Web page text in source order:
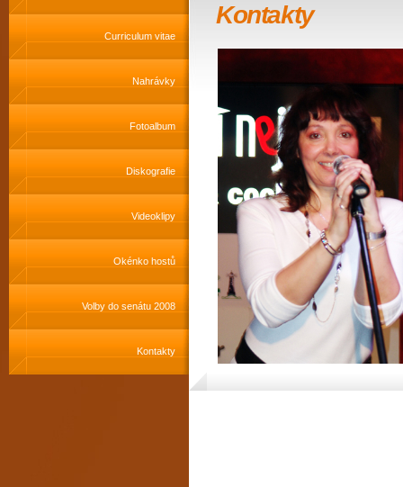
Curriculum vitae
Nahrávky
Fotoalbum
Diskografie
Videoklipy
Okénko hostů
Volby do senátu 2008
Kontakty
Kontakty